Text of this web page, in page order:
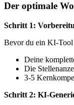
Der optimale
Schritt 1:
Bevor du ein KI-Tool
Deine
Die
3-5
Schritt 2: KI-